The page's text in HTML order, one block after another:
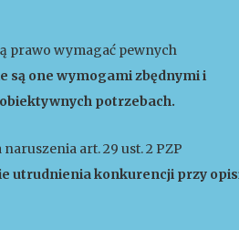
prawo wymagać pewnych
są one wymogami zbędnymi i
potrzebach.
art. 29 ust. 2 PZP
utrudnienia konkurencji przy